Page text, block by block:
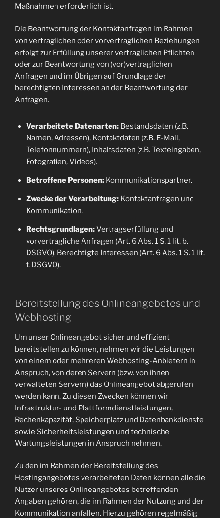
Maßnahmen erforderlich ist.
Die Beantwortung der Kontaktanfragen im Rahmen
von vertraglichen oder vorvertraglichen Beziehungen
erfolgt zur Erfüllung unserer vertraglichen Pflichten
oder zur Beantwortung von (vor)vertraglichen
Anfragen und im Übrigen auf Grundlage der
berechtigten Interessen an der Beantwortung der
Anfragen.
Verarbeitete Datenarten:Bestandsdaten (z.B.
Namen, Adressen), Kontaktdaten (z.B. E-Mail,
Telefonnummern), Inhaltsdaten (z.B. Texteingaben,
Fotografien, Videos).
Betroffene Personen:Kommunikationspartner.
Zwecke der Verarbeitung:Kontaktanfragen und
Kommunikation.
Rechtsgrundlagen:Vertragserfüllung und
vorvertragliche Anfragen (Art. 6 Abs. 1 S. 1 lit. b.
DSGVO), Berechtigte Interessen (Art. 6 Abs. 1 S. 1 lit.
f. DSGVO).
Bereitstellung des Onlineangebotes und
Webhosting
Um unser Onlineangebot sicher und effizient
bereitstellen zu können, nehmen wir die Leistungen
von einem oder mehreren Webhosting-Anbietern in
Anspruch, von deren Servern (bzw. von ihnen
verwalteten Servern) das Onlineangebot abgerufen
werden kann. Zu diesen Zwecken können wir
Infrastruktur- und Plattformdienstleistungen,
Rechenkapazität, Speicherplatz und Datenbankdienste
sowie Sicherheitsleistungen und technische
Wartungsleistungen in Anspruch nehmen.
Zu den im Rahmen der Bereitstellung des
Hostingangebotes verarbeiteten Daten können alle die
Nutzer unseres Onlineangebotes betreffenden
Angaben gehören, die im Rahmen der Nutzung und der
Kommunikation anfallen. Hierzu gehören regelmäßig